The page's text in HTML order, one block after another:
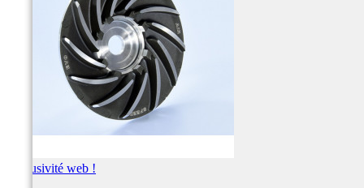
Exclusivité web !